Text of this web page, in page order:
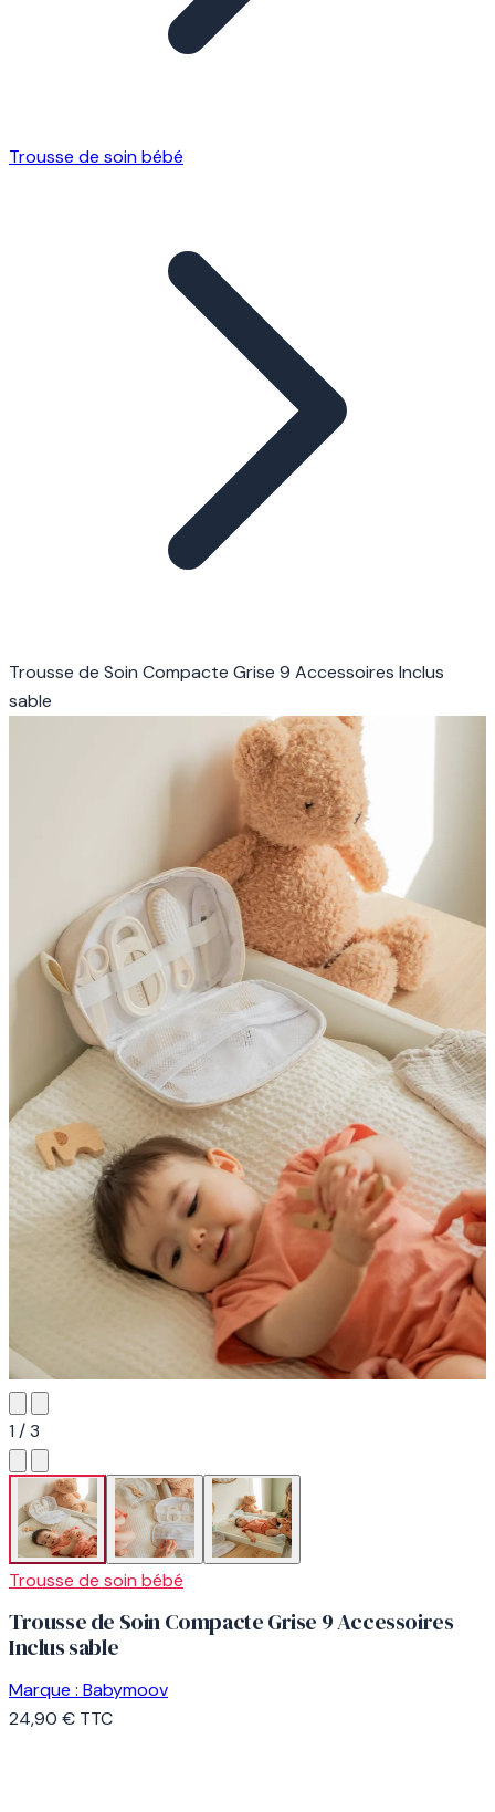
Trousse de soin bébé
Trousse de Soin Compacte Grise 9 Accessoires Inclus
sable
1 / 3
Trousse de soin bébé
Trousse de Soin Compacte Grise 9 Accessoires
Inclus sable
Marque : Babymoov
24,90 € TTC